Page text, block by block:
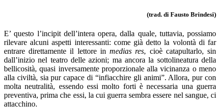
(trad. di Fausto Brindesi)
E’ questo l’incipit dell’intera opera, dalla quale, tuttavia, possiamo
rilevare alcuni aspetti interessanti: come già detto la volontà di far
entrare direttamente il lettore inmedias res, cioè catapultarlo, sin
dall’inizio nel teatro delle azioni; ma ancora la sottolineatura della
bellicosità, quasi inversamente proporzionale alla vicinanza o meno
alla civiltà, sia pur capace di “infiacchire gli animi”. Allora, pur con
molta neutralità, essendo essi molto forti è necessaria una guerra
preventiva, prima che essi, la cui guerra sembra essere nel sangue, ci
attacchino.